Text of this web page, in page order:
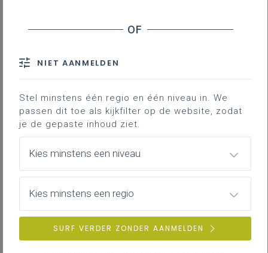
Hoe gaan we concreet aan de slag?
hier op de hoogte van de stand van
zaken, steeds op basis van de
informatie waarover we zelf
beschikken.
Professionaliseringsaanbo
d 2026-2027
NIET AANMELDEN
Stel minstens één regio en één niveau in. We
passen dit toe als kijkfilter op de website, zodat
je de gepaste inhoud ziet.
Kies minstens een niveau
Kies minstens een regio
SURF VERDER ZONDER AANMELDEN